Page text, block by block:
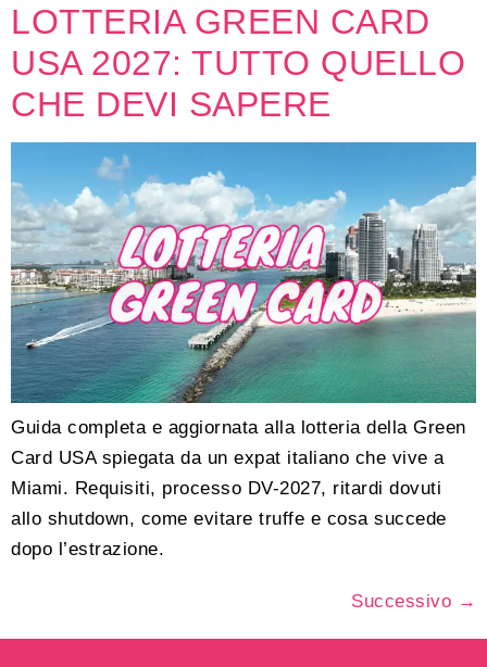
LOTTERIA GREEN CARD
USA 2027: TUTTO QUELLO
CHE DEVI SAPERE
Guida completa e aggiornata alla lotteria della Green
Card USA spiegata da un expat italiano che vive a
Miami. Requisiti, processo DV-2027, ritardi dovuti
allo shutdown, come evitare truffe e cosa succede
dopo l’estrazione.
Successivo →